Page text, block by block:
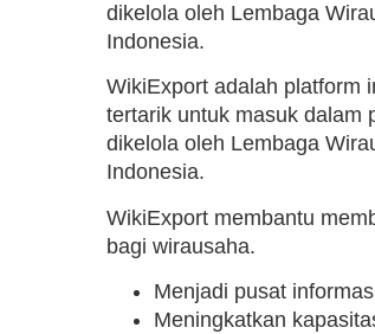
dikelola oleh Lembaga
Indonesia.
WikiExport adalah platform
tertarik untuk masuk dalam
dikelola oleh Lembaga
Indonesia.
WikiExport membantu
bagi wirausaha.
Menjadi pusat
Meningkatkan